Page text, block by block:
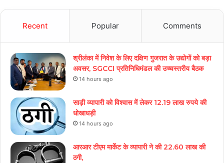
Recent Popular Comments
श्रीलंका में निवेश के लिए दक्षिण गुजरात के उद्योगों को बड़ा
अवसर, SGCCI प्रतिनिधिमंडल की उच्चस्तरीय बैठक
14 hours ago
साड़ी व्यापारी को विश्वास में लेकर 12.19 लाख रुपये की
धोखाधड़ी
14 hours ago
आरआर टीएम मार्केट के व्यापारी ने की 22.60 लाख की
ठगी,